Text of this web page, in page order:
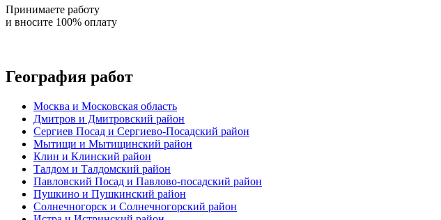
Принимаете работу
и вносите 100% оплату
География работ
Москва и Московская область
Дмитров и Дмитровский район
Сергиев Посад и Сергиево-Посадский район
Мытищи и Мытищинский район
Клин и Клинский район
Талдом и Талдомский район
Павловский Посад и Павлово-посадский район
Пушкино и Пушкинский район
Солнечногорск и Солнечногорский район